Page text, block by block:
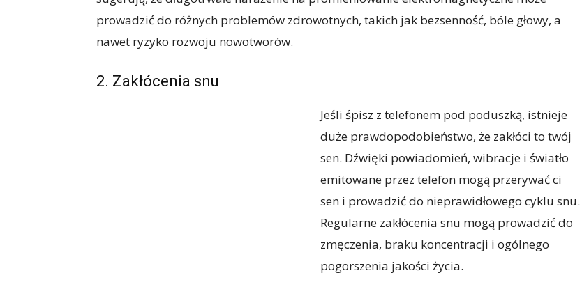
prowadzić do różnych problemów zdrowotnych, takich jak bezsenność, bóle głowy, a
nawet ryzyko rozwoju nowotworów.
2. Zakłócenia snu
Jeśli śpisz z telefonem pod poduszką, istnieje
duże prawdopodobieństwo, że zakłóci to twój
sen. Dźwięki powiadomień, wibracje i światło
emitowane przez telefon mogą przerywać ci
sen i prowadzić do nieprawidłowego cyklu snu.
Regularne zakłócenia snu mogą prowadzić do
zmęczenia, braku koncentracji i ogólnego
pogorszenia jakości życia.